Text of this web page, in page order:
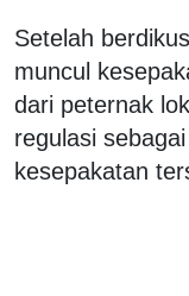
Setelah
muncul
dari peternak
regulasi
kesepakatan